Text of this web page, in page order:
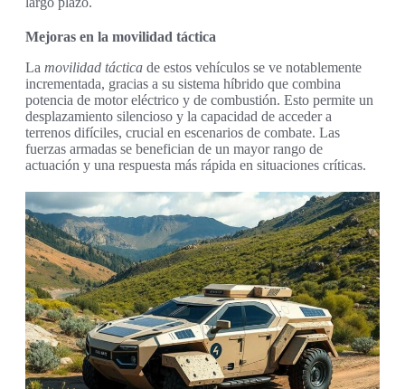
Mejoras en la movilidad táctica
La movilidad táctica de estos vehículos se ve notablemente
incrementada, gracias a su sistema híbrido que combina
potencia de motor eléctrico y de combustión. Esto permite un
desplazamiento silencioso y la capacidad de acceder a
terrenos difíciles, crucial en escenarios de combate. Las
fuerzas armadas se benefician de un mayor rango de
actuación y una respuesta más rápida en situaciones críticas.